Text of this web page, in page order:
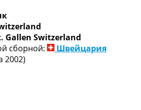
Чемпионата Мира
Лига
Лига
Таблицы групп
Лига
Лига
>>>
Gallen Switzerland
сборной:
Швейцария
2002)